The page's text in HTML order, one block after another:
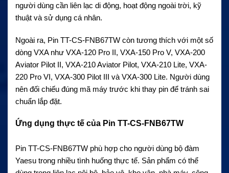
người dùng cần liên lạc di động, hoạt động ngoài trời, kỹ
thuật và sử dụng cá nhân.
Ngoài ra, Pin TT-CS-FNB67TW còn tương thích với một số
dòng VXA như VXA-120 Pro II, VXA-150 Pro V, VXA-200
Aviator Pilot II, VXA-210 Aviator Pilot, VXA-210 Lite, VXA-
220 Pro VI, VXA-300 Pilot III và VXA-300 Lite. Người dùng
nên đối chiếu đúng mã máy trước khi thay pin để tránh sai
chuẩn lắp đặt.
Ứng dụng thực tế của Pin TT-CS-FNB67TW
Pin TT-CS-FNB67TW phù hợp cho người dùng bộ đàm
Yaesu trong nhiều tình huống thực tế. Sản phẩm có thể